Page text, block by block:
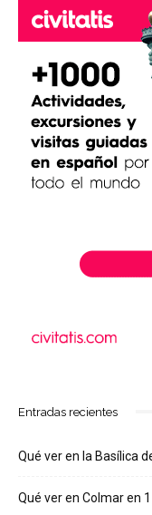
Entradas recientes
Qué ver en la Basílica
Qué ver en Colmar en